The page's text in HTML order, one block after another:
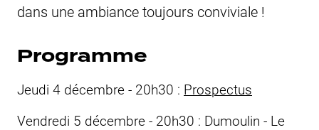
dans une ambiance toujours conviviale !
Programme
Jeudi 4 décembre - 20h30 : Prospectus
Vendredi 5 décembre - 20h30 : Dumoulin - Le